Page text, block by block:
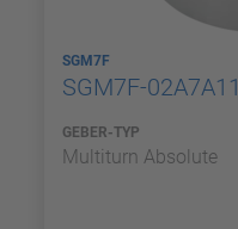
SGM7F
SGM7F-02A7A11
GEBER-TYP
Multiturn Absolute